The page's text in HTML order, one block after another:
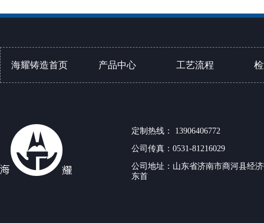
海耀铸造首页 产品中心 工艺流程
粘土砂铸造工艺
定制热线： 13906406772
公司传真：0531-81216029
公司地址：山东省济南市商河县经
东首